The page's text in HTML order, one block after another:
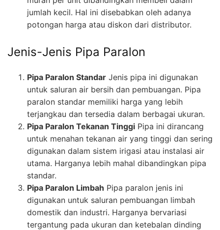
jumlah kecil. Hal ini disebabkan oleh adanya
potongan harga atau diskon dari distributor.
Jenis-Jenis Pipa Paralon
Pipa Paralon Standar Jenis pipa ini digunakan
untuk saluran air bersih dan pembuangan. Pipa
paralon standar memiliki harga yang lebih
terjangkau dan tersedia dalam berbagai ukuran.
Pipa Paralon Tekanan Tinggi Pipa ini dirancang
untuk menahan tekanan air yang tinggi dan sering
digunakan dalam sistem irigasi atau instalasi air
utama. Harganya lebih mahal dibandingkan pipa
standar.
Pipa Paralon Limbah Pipa paralon jenis ini
digunakan untuk saluran pembuangan limbah
domestik dan industri. Harganya bervariasi
tergantung pada ukuran dan ketebalan dinding